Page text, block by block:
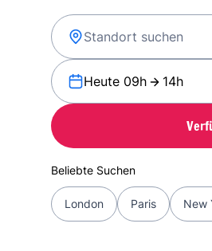
Heute 09h 14h
Beliebte Suchen
London Paris New